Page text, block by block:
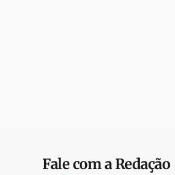
Fale com a Redação